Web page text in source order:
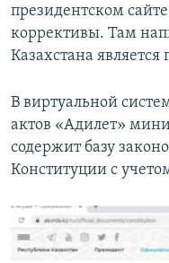
президентском
коррективы. Там
Казахстана является
В виртуальной
актов «Адилет»
содержит базу
Конституции с